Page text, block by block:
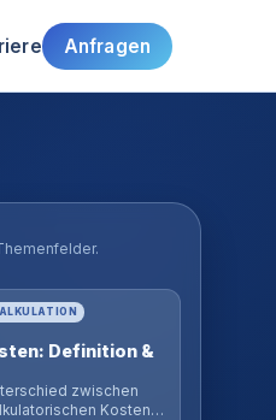
Anfragen
Definition &
zwischen
Kosten.